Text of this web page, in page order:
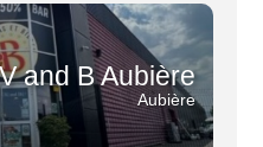
and B Aubière
Aubière